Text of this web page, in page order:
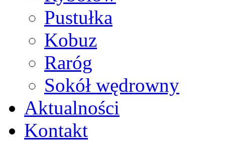
Pustułka
Kobuz
Raróg
Sokół wędrowny
Aktualności
Kontakt